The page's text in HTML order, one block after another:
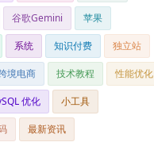
谷歌Gemini 苹果
系统 知识付费 独立站
境电商 技术教程 性能优化
优化 小工具
最新资讯